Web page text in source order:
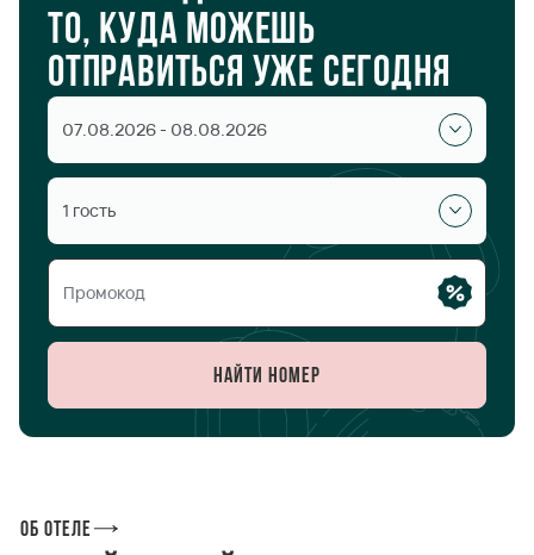
то, куда можешь
отправиться уже сегодня
07.08.2026 - 08.08.2026
1 гость
Найти номер
Об отеле